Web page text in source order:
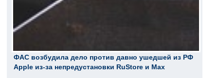
ФАС возбудила дело против давно ушедшей из РФ
Apple из-за непредустановки RuStore и Max